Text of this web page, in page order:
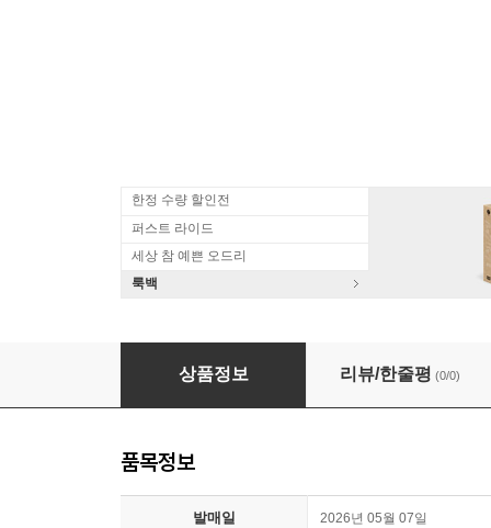
한정 수량 할인전
퍼스트 라이드
세상 참 예쁜 오드리
룩백
Paul Williamson 리스트: 피아노 전곡 작품
상품정보 리뷰/한줄평 (0/0)
품목정보
발매일 2026년 05월 07일